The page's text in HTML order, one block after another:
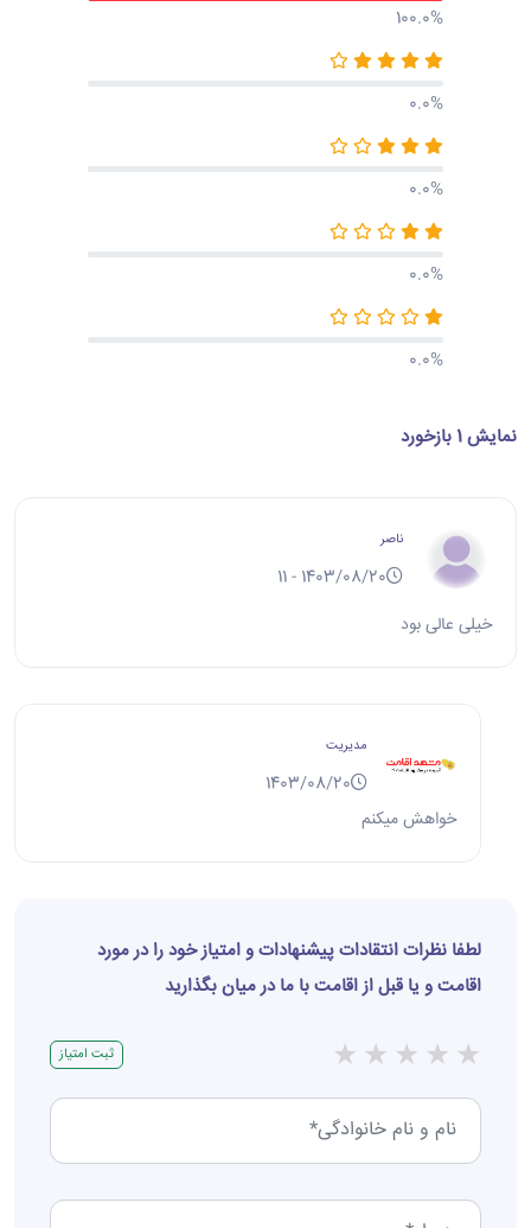
100.0%
0.0%
0.0%
0.0%
0.0%
نمایش 1 بازخورد
ناصر
1403/08/20 - 11
خیلی عالی بود
مدیریت
1403/08/20
خواهش میکنم
لطفا نظرات انتقادات پیشنهادات و امتیاز خود را در مورد
اقامت و یا قبل از اقامت با ما در میان بگذارید
★
★
★
★
★ ثبت امتیاز